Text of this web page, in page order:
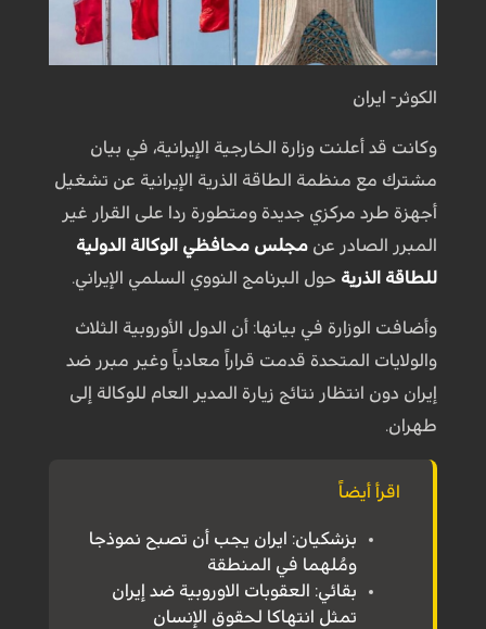
الكوثر- ايران
وكانت قد أعلنت وزارة الخارجية الإيرانية، في بيان
مشترك مع منظمة الطاقة الذرية الإيرانية عن تشغيل
أجهزة طرد مركزي جديدة ومتطورة ردا على القرار غير
المبرر الصادر عن مجلس محافظي الوكالة الدولية
للطاقة الذرية حول البرنامج النووي السلمي الإيراني.
وأضافت الوزارة في بيانها: أن الدول الأوروبية الثلاث
والولايات المتحدة قدمت قراراً معادياً وغير مبرر ضد
إيران دون انتظار نتائج زيارة المدير العام للوكالة إلى
طهران.
اقرأ أيضاً
بزشكيان: ايران يجب أن تصبح نموذجا
ومُلهما في المنطقة
بقائي: العقوبات الاوروبية ضد إيران
تمثل انتهاكا لحقوق الإنسان